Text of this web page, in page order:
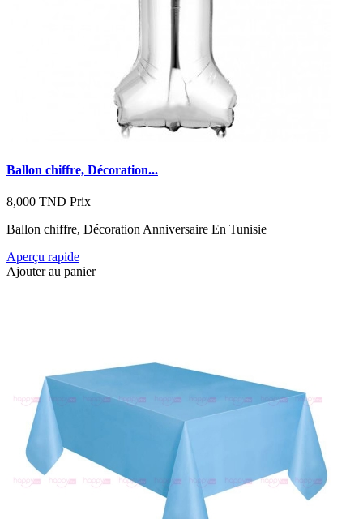
Ballon chiffre, Décoration...
8,000 TND Prix
Ballon chiffre, Décoration Anniversaire En Tunisie
Aperçu rapide
Ajouter au panier